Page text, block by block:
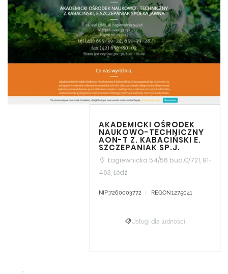
AKADEMICKI OŚRODEK
NAUKOWO-TECHNICZNY
AON-T Z. KABACIŃSKI E.
SZCZEPANIAK SP.J.
Łagiewnicka 54/56 bud.C/721, 91-
463, Łódź
NIP:7260003772 REGON:1275041
Usługi dla ludności